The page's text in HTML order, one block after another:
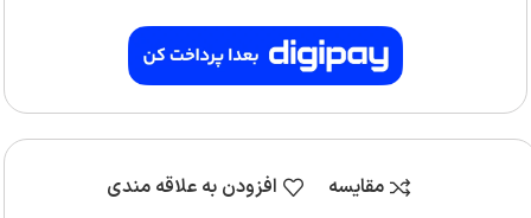
مقایسه
افزودن به علاقه مندی